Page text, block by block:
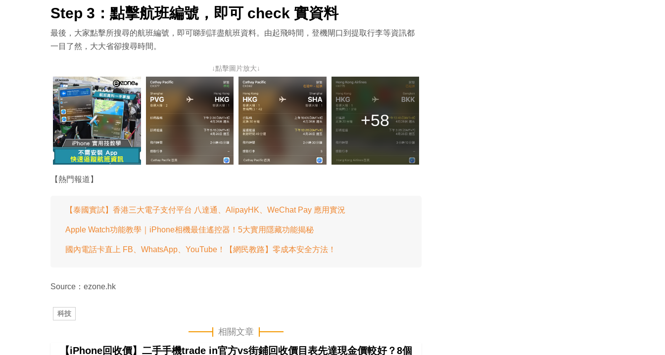
Step 3：點擊航班編號，即可 check 實資料
最後，大家點擊所搜尋的航班編號，即可睇到詳盡航班資料。由起飛時間，登機閘口到提取行李等資訊都
一目了然，大大省卻搜尋時間。
↓點擊圖片放大↓
+58
【熱門報道】
【泰國實試】香港三大電子支付平台 八達通、AlipayHK、WeChat Pay 應用實況
Apple Watch功能教學｜iPhone相機最佳遙控器！5大實用隱藏功能揭秘
國內電話卡直上 FB、WhatsApp、YouTube！【網民教路】零成本安全方法！
Source：ezone.hk
科技
相關文章
【iPhone回收價】二手手機trade in官方vs街鋪回收價目表先達現金價較好？8個